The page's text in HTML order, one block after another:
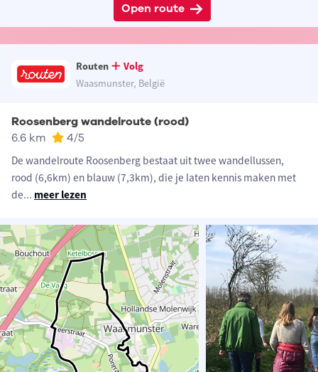
Open route
Routen
Volg
Waasmunster, België
Roosenberg wandelroute (rood)
6.6 km 4/5
De wandelroute Roosenberg bestaat uit twee wandellussen,
rood (6,6km) en blauw (7,3km), die je laten kennis maken met
de... meer lezen